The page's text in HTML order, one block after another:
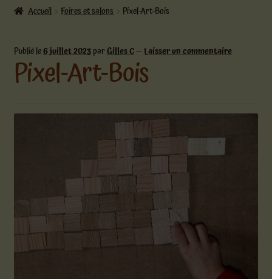
Actualités
Mon compte
Accueil Foires et salons Pixel-Art-Bois
Publié le6 juillet 2023parGilles C—Laisser un commentaire
Pixel-Art-Bois